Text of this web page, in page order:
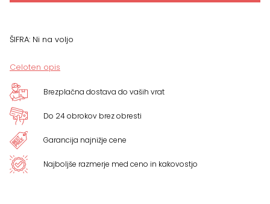
količina
ŠIFRA: Ni na voljo
Celoten opis
Brezplačna dostava do vaših vrat
Do 24 obrokov brez obresti
Garancija najnižje cene
Najboljše razmerje med ceno in kakovostjo